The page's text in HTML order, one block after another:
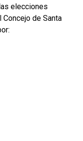
elecciones
de Santa